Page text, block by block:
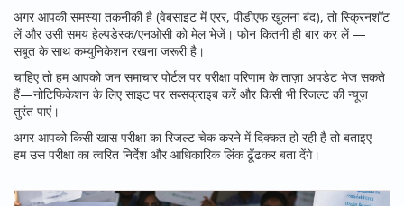
अगर आपकी समस्या तकनीकी है (वेबसाइट में एरर, पीडीएफ खुलना बंद), तो स्क्रिनशॉट
लें और उसी समय हेल्पडेस्क/एनओसी को मेल भेजें। फोन कितनी ही बार कर लें —
सबूत के साथ कम्युनिकेशन रखना जरूरी है।
चाहिए तो हम आपको जन समाचार पोर्टल पर परीक्षा परिणाम के ताज़ा अपडेट भेज सकते
हैं—नोटिफिकेशन के लिए साइट पर सब्सक्राइब करें और किसी भी रिजल्ट की न्यूज़
तुरंत पाएं।
अगर आपको किसी खास परीक्षा का रिजल्ट चेक करने में दिक्कत हो रही है तो बताइए —
हम उस परीक्षा का त्वरित निर्देश और आधिकारिक लिंक ढूँढकर बता देंगे।